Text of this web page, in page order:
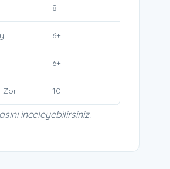
8+
6+
6+
Zor 10+
inceleyebilirsiniz.